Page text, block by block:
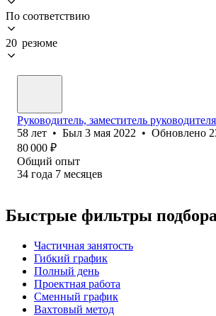
По соответствию
20 резюме
Руководитель, заместитель
58 лет • Был 3 мая 2022 • Обновлено
80 000 ₽
Общий опыт
34 года 7 месяцев
Быстрые фильтры
Частичная занятость
Гибкий график
Полный день
Проектная работа
Сменный график
Вахтовый метод